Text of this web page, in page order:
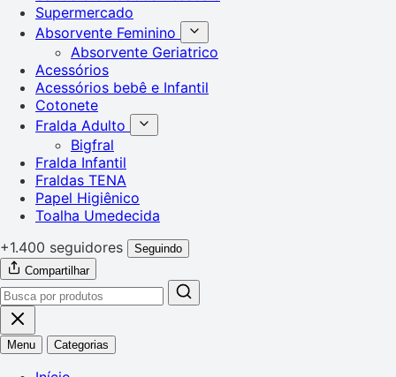
Supermercado
Absorvente Feminino
Absorvente Geriatrico
Acessórios
Acessórios bebê e Infantil
Cotonete
Fralda Adulto
Bigfral
Fralda Infantil
Fraldas TENA
Papel Higiênico
Toalha Umedecida
+1.400 seguidores
Seguindo
Compartilhar
Menu Categorias